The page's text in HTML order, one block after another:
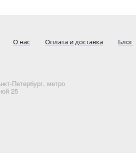
О нас Оплата и доставка Блог
Петербург, метро
25